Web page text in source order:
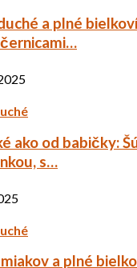
a plné
ako od babičky:
s…
a plné